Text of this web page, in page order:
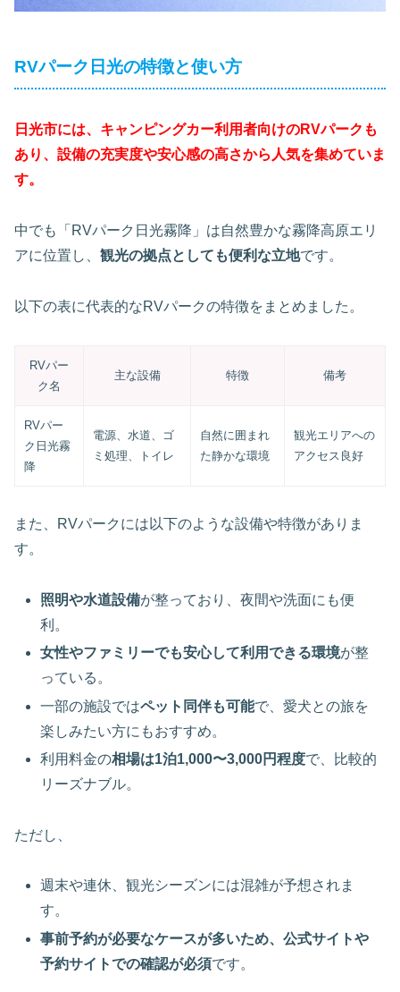
RVパーク日光の特徴と使い方
日光市には、キャンピングカー利用者向けのRVパークも
あり、設備の充実度や安心感の高さから人気を集めていま
す。
中でも「RVパーク日光霧降」は自然豊かな霧降高原エリ
アに位置し、 観光の拠点としても便利な立地です。
以下の表に代表的なRVパークの特徴をまとめました。
RVパー
ク名
主な設備 特徴 備考
RVパー
ク日光霧
降
電源、水道、ゴ
ミ処理、トイレ
自然に囲まれ
た静かな環境
観光エリアへの
アクセス良好
また、RVパークには以下のような設備や特徴がありま
す。
照明や水道設備が整っており、夜間や洗面にも便
利。
女性やファミリーでも安心して利用できる環境が整
っている。
一部の施設ではペット同伴も可能で、愛犬との旅を
楽しみたい方にもおすすめ。
利用料金の相場は1泊1,000〜3,000円程度で、比較的
リーズナブル。
ただし、
週末や連休、観光シーズンには混雑が予想されま
す。
事前予約が必要なケースが多いため、公式サイトや
予約サイトでの確認が必須です。